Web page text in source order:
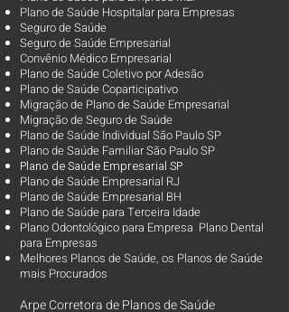
Plano de Saúde Hospitalar para Empresas
Seguro de Saúde
Seguro de Saúde Empresarial
Convênio Médico Empresarial
Plano de Saúde Coletivo por Adesão
Plano de Saúde Coparticipativo
Migração de Plano de Saúde Empresarial
Migração de Seguro de Saúde
Plano de Saúde Individual São Paulo SP
Plano de Saúde Familiar São Paulo SP
Plano de Saúde Empresarial SP
Plano de Saúde Empresarial RJ
Plano de Saúde Empresarial BH
Plano de Saúde para Terceira Idade
Plano Odontológico para Empresa Plano Dental
para Empresas
Melhores Planos de Saúde, os Planos de Saúde
mais Procurados​
Arpe Corretora de Planos de Saúde